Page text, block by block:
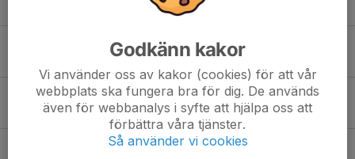
På lördag kör vi igen!
22 feb 2023 0
Företagscupen blev en succé!
10 feb 2023 0
Nytt träningspass för tjejer
Godkänn kakor
Vi använder oss av kakor (cookies) för att vår
webbplats ska fungera bra för dig. De används
även för webbanalys i syfte att hjälpa oss att
förbättra våra tjänster.
Så använder vi cookies